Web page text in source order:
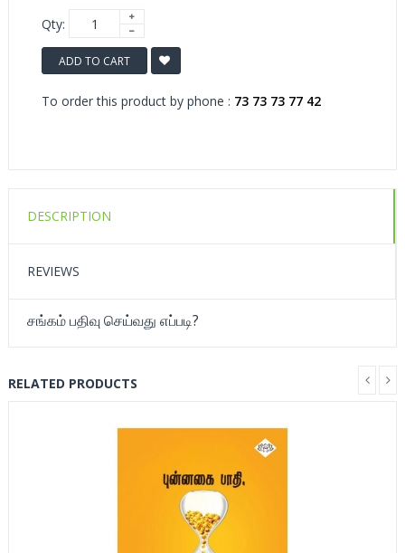
Qty:
ADD TO CART
To order this product by phone : 73 73 73 77 42
DESCRIPTION
REVIEWS
சங்கம் பதிவு செய்வது எப்படி?
RELATED PRODUCTS